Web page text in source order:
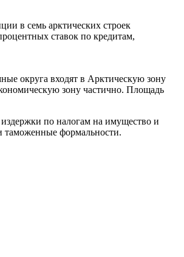
в семь арктических строек
ставок по кредитам,
округа входят в Арктическую зону
зону частично. Площадь
по налогам на имущество и
таможенные формальности.